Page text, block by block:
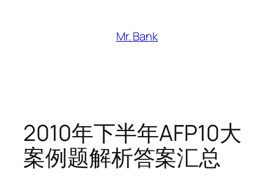
Mr. Bank
2010年下半年AFP10大
案例题解析答案汇总